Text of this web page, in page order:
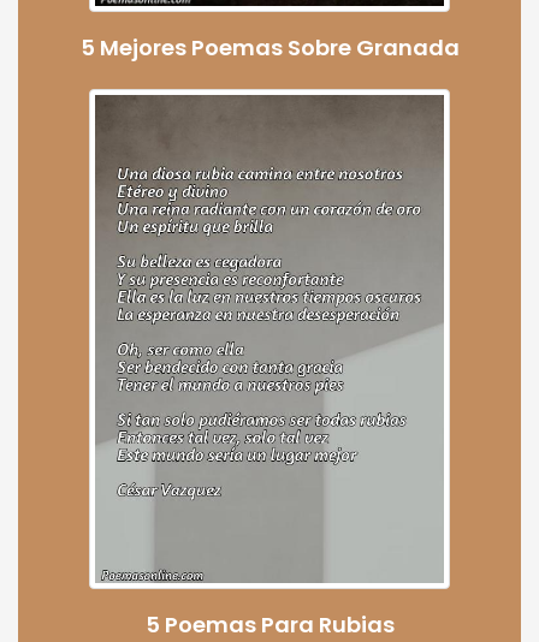
5 Mejores Poemas Sobre Granada
5 Poemas Para Rubias